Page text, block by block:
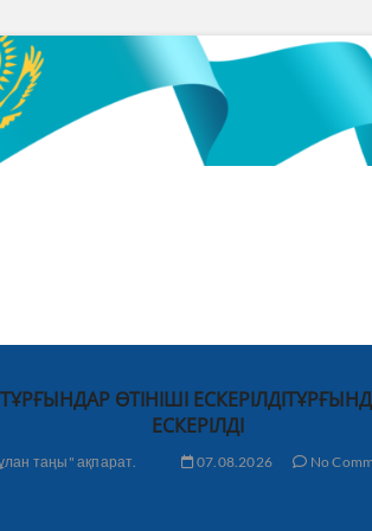
ТҰРҒЫНДАР ӨТІНІШІ
ЕСКЕРІЛДІ
таңы" ақпарат. 07.08.2026 No